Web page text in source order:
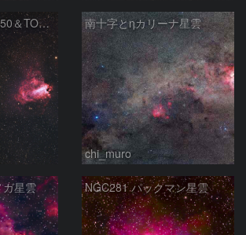
M17散光星雲（μ250＆TOA130） 南十字とηカリーナ星雲
chi_muro
星雲 NGC281 パックマン星雲